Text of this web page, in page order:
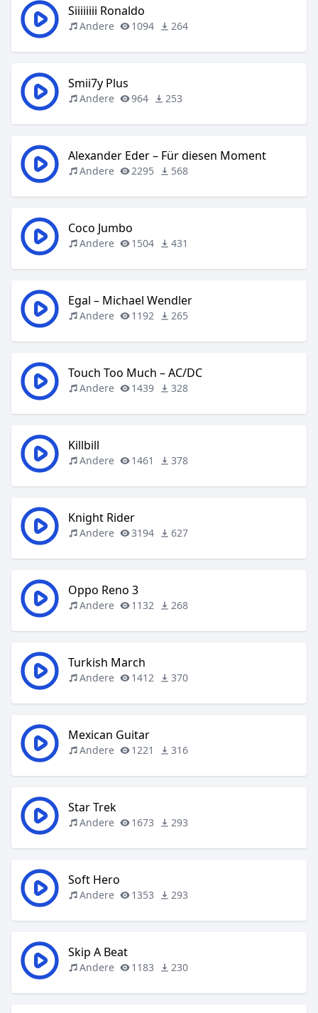
Siiiiiiii Ronaldo
Andere 1094 264
Smii7y Plus
Andere 964 253
Alexander Eder – Für diesen Moment
Andere 2295 568
Coco Jumbo
Andere 1504 431
Egal – Michael Wendler
Andere 1192 265
Touch Too Much – AC/DC
Andere 1439 328
Killbill
Andere 1461 378
Knight Rider
Andere 3194 627
Oppo Reno 3
Andere 1132 268
Turkish March
Andere 1412 370
Mexican Guitar
Andere 1221 316
Star Trek
Andere 1673 293
Soft Hero
Andere 1353 293
Skip A Beat
Andere 1183 230